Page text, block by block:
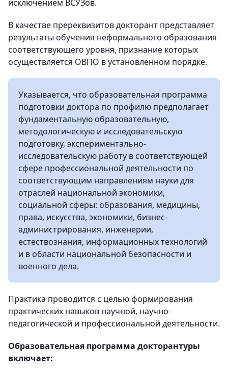
исключением ВСУЗов.
В качестве пререквизитов докторант представляет
результаты обучения неформального образования
соответствующего уровня, признание которых
осуществляется ОВПО в установленном порядке.
Указывается, что образовательная программа
подготовки доктора по профилю предполагает
фундаментальную образовательную,
методологическую и исследовательскую
подготовку, экспериментально-
исследовательскую работу в соответствующей
сфере профессиональной деятельности по
соответствующим направлениям науки для
отраслей национальной экономики,
социальной сферы: образования, медицины,
права, искусства, экономики, бизнес-
администрирования, инженерии,
естествознания, информационных технологий
и в области национальной безопасности и
военного дела.
Практика проводится с целью формирования
практических навыков научной, научно-
педагогической и профессиональной деятельности.
Образовательная программа докторантуры
включает: